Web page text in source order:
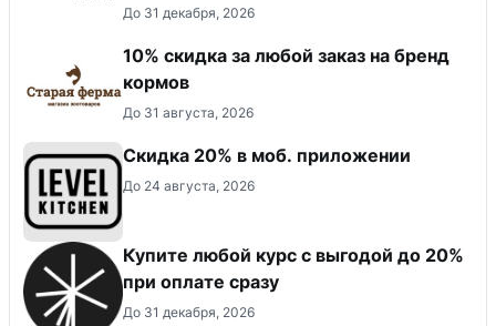
До 31 декабря, 2026
10% скидка за любой заказ на бренд
кормов
До 31 августа, 2026
Скидка 20% в моб. приложении
До 24 августа, 2026
Купите любой курс с выгодой до 20%
при оплате сразу
До 31 декабря, 2026